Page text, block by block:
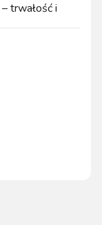
– trwałość i